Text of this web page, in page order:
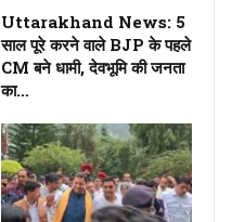
Uttarakhand News: 5
साल पूरे करने वाले BJP के पहले
CM बने धामी, देवभूमि की जनता
का…